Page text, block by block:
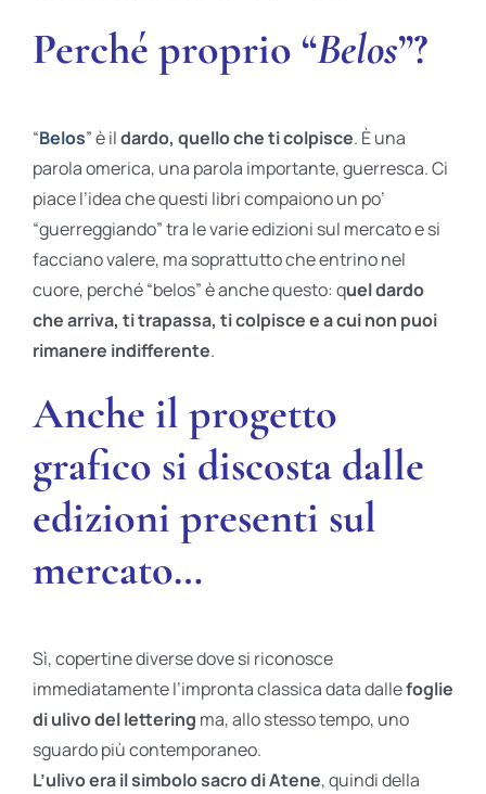
Perché proprio “Belos”?
“Belos” è ildardo, quello che ti colpisce. È una
parola omerica, una parola importante, guerresca. Ci
piace l’idea che questi libri compaiono un po’
“guerreggiando” tra le varie edizioni sul mercato e si
facciano valere, ma soprattutto che entrino nel
cuore, perché “belos” è anche questo: quel dardo
che arriva, ti trapassa, ti colpisce e a cui non puoi
rimanere indifferente.
Anche il progetto
grafico si discosta dalle
edizioni presenti sul
mercato…
Sì, copertine diverse dove si riconosce
immediatamente l’impronta classica data dallefoglie
di ulivo del lettering ma, allo stesso tempo, uno
sguardo più contemporaneo.
L’ulivo era il simbolo sacro di Atene, quindi della